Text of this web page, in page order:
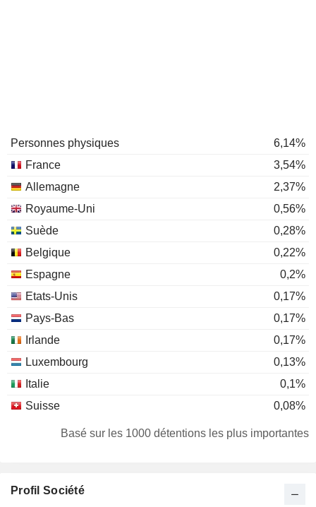
Personnes physiques
6,14%
France
3,54%
Allemagne
2,37%
Royaume-Uni
0,56%
Suède
0,28%
Belgique
0,22%
Espagne
0,2%
Etats-Unis
0,17%
Pays-Bas
0,17%
Irlande
0,17%
Luxembourg
0,13%
Italie
0,1%
Suisse
0,08%
Canada
0,08%
Autriche
0,04%
Basé sur les 1000 détentions les plus importantes
Profil Société